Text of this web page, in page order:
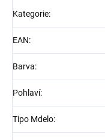
Kategorie:
EAN:
Barva:
Pohlaví:
Tipo Mdelo: